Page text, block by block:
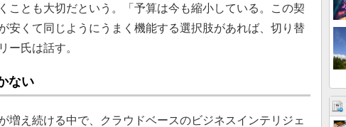
ことも大切だという。「予算は今も縮小している。この契
安くて同じようにうまく機能する選択肢があれば、切り替
ー氏は話す。
ない
え続ける中で、クラウドベースのビジネスインテリジェ